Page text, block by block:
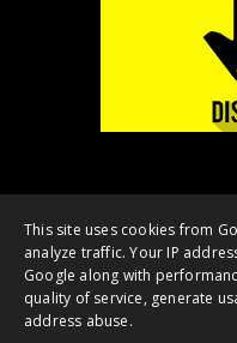
Copyright © 2026 |
All
Home
This site uses cookies from
analyze traffic. Your IP
Google along with
quality of service, generate
address abuse.